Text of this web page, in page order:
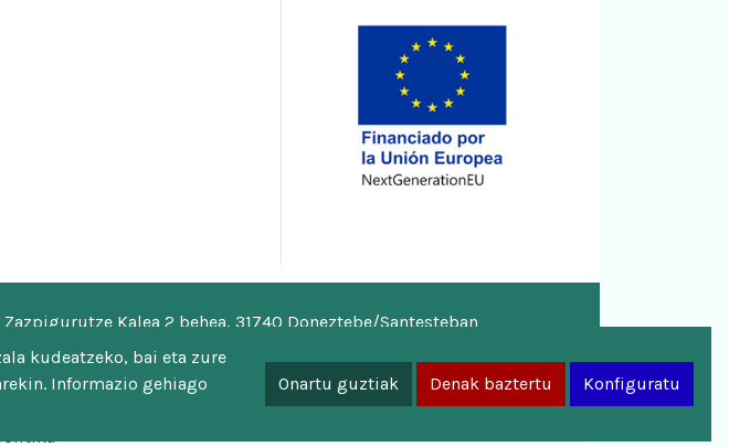
Zazpigurutze Kalea 2 behea, 31740 Doneztebe/Santesteban
948 451 746 | 948 451 669
mankomunitatea@malerreka.eus
kudeatzeko, bai eta zure
Informazio gehiago
Onartu guztiak Denak baztertu Konfiguratu